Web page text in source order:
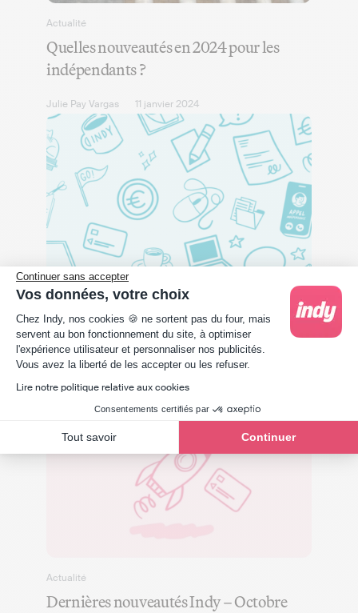
Continuer sans accepter
Vos données, votre choix
Plateforme de Gestion du Consentement :
Chez Indy, nos cookies 🍪 ne sortent pas du four, mais
servent au bon fonctionnement du site, à optimiser
l'expérience utilisateur et personnaliser nos publicités.
Vous avez la liberté de les accepter ou les refuser.
Lire notre politique relative aux cookies
Consentements certifiés par
Tout savoir Continuer
Axeptio consent
Actualité
Quelles nouveautés en 2024 pour les
indépendants ?
Julie Pay Vargas 11 janvier 2024
Actualité
Le changement des seuils de TVA en
2025
Lauriane Kadri 11 décembre 2024
Actualité
Dernières nouveautés Indy – Octobre